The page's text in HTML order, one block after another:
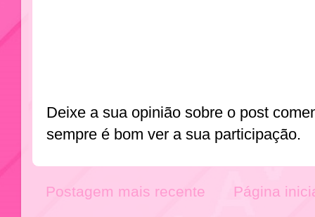
Deixe a sua opinião sobre o post
sempre é bom ver a sua participação.
Postagem mais recente Página